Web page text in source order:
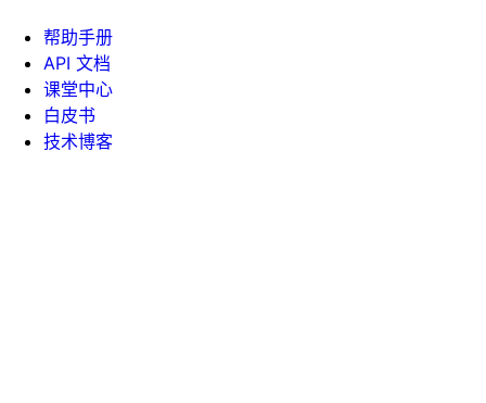
帮助手册
API 文档
课堂中心
白皮书
技术博客